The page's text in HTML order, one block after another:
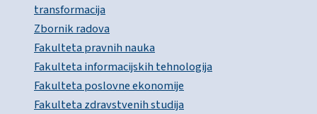
transformacija
Zbornik radova
Fakulteta pravnih nauka
Fakulteta informacijskih tehnologija
Fakulteta poslovne ekonomije
Fakulteta zdravstvenih studija